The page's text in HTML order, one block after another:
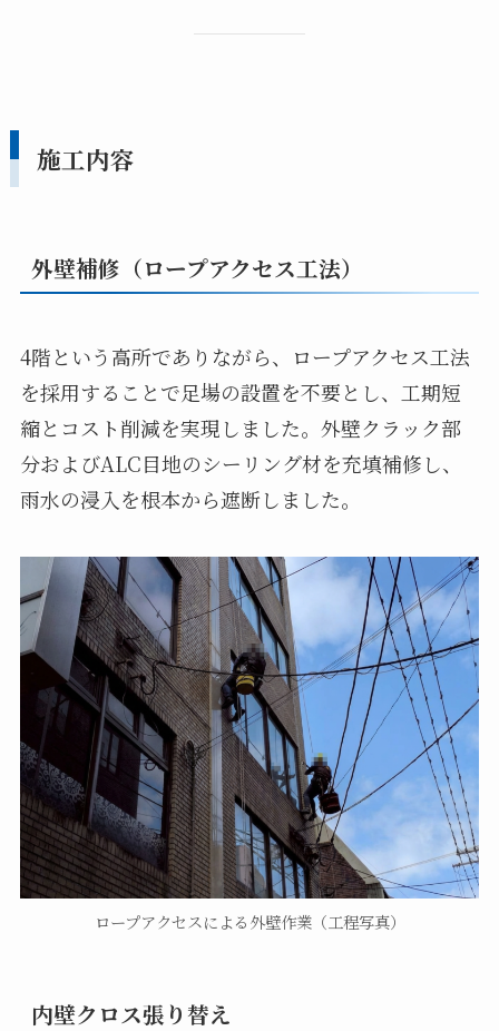
施工内容
外壁補修（ロープアクセス工法）
4階という高所でありながら、ロープアクセス工法
を採用することで足場の設置を不要とし、工期短
縮とコスト削減を実現しました。外壁クラック部
分およびALC目地のシーリング材を充填補修し、
雨水の浸入を根本から遮断しました。
ロープアクセスによる外壁作業（工程写真）
内壁クロス張り替え